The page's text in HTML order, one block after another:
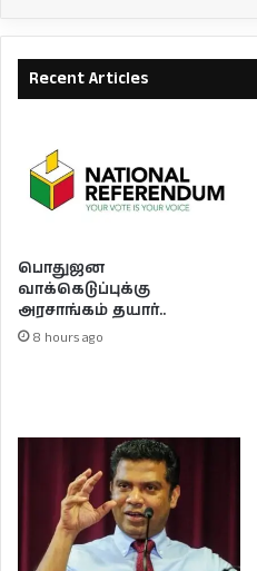
Recent Articles
பொதுஜன
வாக்கெடுப்புக்கு
அரசாங்கம் தயார்..
8 hours ago